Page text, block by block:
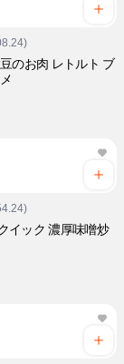
のお肉 レトルト ブ
イック 濃厚味噌炒